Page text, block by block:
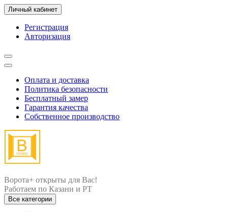
Личный кабинет
Регистрация
Авторизация
Оплата и доставка
Политика безопасности
Бесплатный замер
Гарантия качества
Собственное производство
Ворота+ открыты для Вас!
Все категории